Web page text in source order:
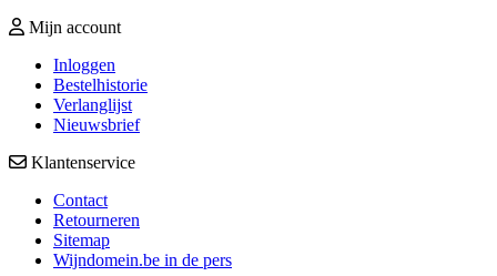
Mijn account
Inloggen
Bestelhistorie
Verlanglijst
Nieuwsbrief
Klantenservice
Contact
Retourneren
Sitemap
Wijndomein.be in de pers